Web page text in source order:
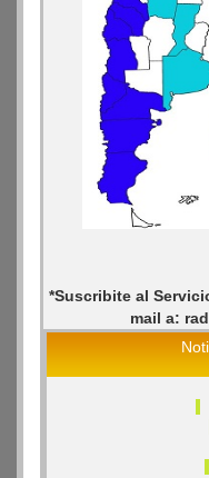
*Suscribite al
mail a: